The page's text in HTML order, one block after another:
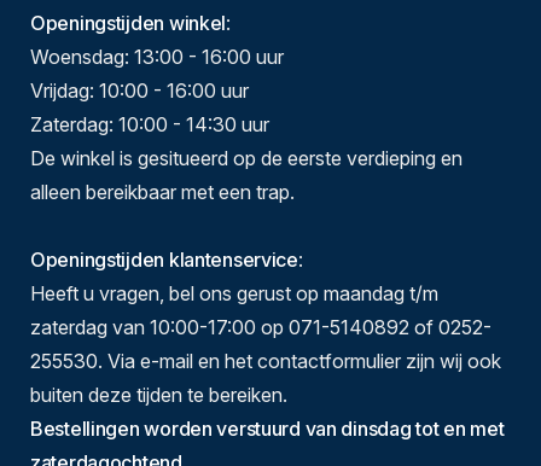
Openingstijden winkel:
Woensdag: 13:00 - 16:00 uur
Vrijdag: 10:00 - 16:00 uur
Zaterdag: 10:00 - 14:30 uur
De winkel is gesitueerd op de eerste verdieping en
alleen bereikbaar met een trap.
Openingstijden klantenservice:
Heeft u vragen, bel ons gerust op maandag t/m
zaterdag van 10:00-17:00 op 071-5140892 of 0252-
255530. Via e-mail en het contactformulier zijn wij ook
buiten deze tijden te bereiken.
Bestellingen worden verstuurd van dinsdag tot en met